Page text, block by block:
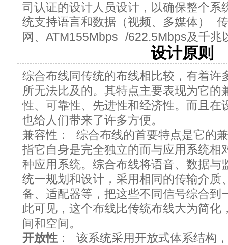
司认证的设计人员设计，以确保整个系
统支持语言和数据（视频、多媒体）
网、ATM155Mbps /622.5Mbps及千兆
设计原则
综合布线同传统的布线相比较，有着许
所无法比及的。其特点主要表现为它的
性、可靠性、先进性和经济性。而且在
也给人们带来了许多方便。
兼容性： 综合布线的首要特点是它的
指它自身是完全独立的而与应用系统相
种应用系统。综合布线将语音、数据与
统一规划和设计，采用相同的传输介质
备、适配器等，把这些不同信号综合到
此可见，这个布线比传统布线大为简化
间和空间。
开放性 ： 该系统采用开放式体系结构